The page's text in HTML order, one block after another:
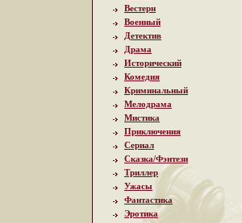
Вестерн
Военный
Детектив
Драма
Исторический
Комедия
Криминальный
Мелодрама
Мистика
Приключения
Сериал
Сказка/Фэнтези
Триллер
Ужасы
Фантастика
Эротика